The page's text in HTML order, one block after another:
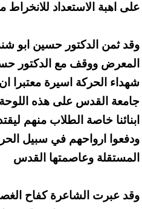
على اهبة الاستعداد
وقد ثمن الدكتور حسين ابو
المعرض ووقف مع الدكتور
شهداء الحركة اسيرة معتبرا
جامعة القدس على هذه
ابنائنا خاصة الطلاب منهم
ودفعوا ارواحهم في سبيل
المستقلة وعاصمتها القدس
وقد عبرت الشاعرة كفاح